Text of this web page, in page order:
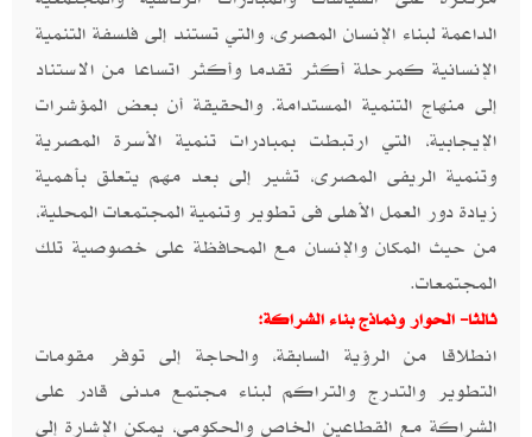
الداعمة لبناء الإنسان المصرى، والتي تستند إلى فلسفة التنمية
الإنسانية كمرحلة أكثر تقدما وأكثر اتساعا من الاستناد
إلى منهاج التنمية المستدامة. والحقيقة أن بعض المؤشرات
الإيجابية، التي ارتبطت بمبادرات تنمية الأسرة المصرية
وتنمية الريفى المصرى، تشير إلى بعد مهم يتعلق بأهمية
زيادة دور العمل الأهلى فى تطوير وتنمية المجتمعات المحلية،
من حيث المكان والإنسان مع المحافظة على خصوصية تلك
المجتمعات.
ثالثا- الحوار ونماذج بناء الشراكة:
انطلاقا من الرؤية السابقة، والحاجة إلى توفر مقومات
التطوير والتدرج والتراكم لبناء مجتمع مدنى قادر على
الشراكة مع القطاعين الخاص والحكومي، يمكن الإشارة إلى